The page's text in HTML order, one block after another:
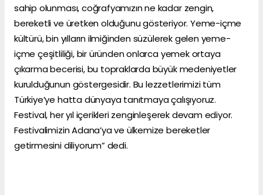
sahip olunması, coğrafyamızın ne kadar zengin,
bereketli ve üretken olduğunu gösteriyor. Yeme-içme
kültürü, bin yılların ilmiğinden süzülerek gelen yeme-
içme çeşitliliği, bir üründen onlarca yemek ortaya
çıkarma becerisi, bu topraklarda büyük medeniyetler
kurulduğunun göstergesidir. Bu lezzetlerimizi tüm
Türkiye’ye hatta dünyaya tanıtmaya çalışıyoruz.
Festival, her yıl içerikleri zenginleşerek devam ediyor.
Festivalimizin Adana’ya ve ülkemize bereketler
getirmesini diliyorum” dedi.